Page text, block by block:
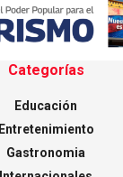
Categorías
Educación
Entretenimiento
Gastronomia